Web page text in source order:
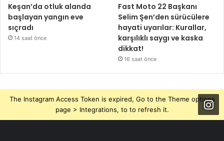
Keşan’da otluk alanda
başlayan yangın eve
sıçradı
14 saat önce
Fast Moto 22 Başkanı
Selim Şen’den sürücülere
hayati uyarılar: Kurallar,
karşılıklı saygı ve kaska
dikkat!
16 saat önce
The Instagram Access Token is expired, Go to the Theme options
page > Integrations, to to refresh it.